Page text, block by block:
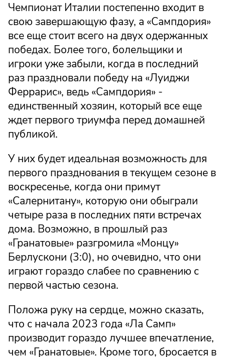
Чемпионат Италии постепенно входит в
свою завершающую фазу, а «Сампдория»
все еще стоит всего на двух одержанных
победах. Более того, болельщики и
игроки уже забыли, когда в последний
раз праздновали победу на «Луиджи
Феррарис», ведь «Сампдория» -
единственный хозяин, который все еще
ждет первого триумфа перед домашней
публикой.
У них будет идеальная возможность для
первого празднования в текущем сезоне в
воскресенье, когда они примут
«Салернитану», которую они обыграли
четыре раза в последних пяти встречах
дома. Возможно, в прошлый раз
«Гранатовые» разгромила «Монцу»
Берлускони (3:0), но очевидно, что они
играют гораздо слабее по сравнению с
первой частью сезона.
Положа руку на сердце, можно сказать,
что с начала 2023 года «Ла Самп»
производит гораздо лучшее впечатление,
чем «Гранатовые». Кроме того, бросается в